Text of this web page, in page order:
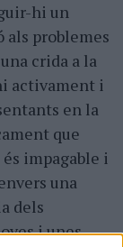
hi un
als problemes
crida a la
activament i
en la
que
impagable i
una
dels
i unes